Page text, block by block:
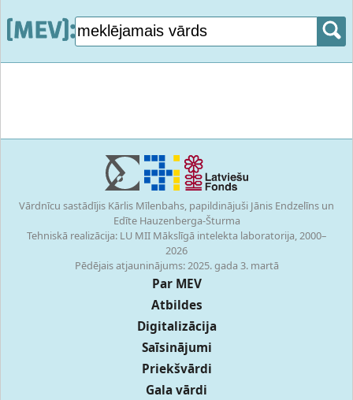
Vārdnīcu sastādījis Kārlis Mīlenbahs, papildinājuši Jānis Endzelīns un
Edīte Hauzenberga-Šturma
Tehniskā realizācija: LU MII Mākslīgā intelekta laboratorija, 2000–
2026
Pēdējais atjauninājums: 2025. gada 3. martā
Par MEV
Atbildes
Digitalizācija
Saīsinājumi
Priekšvārdi
Gala vārdi